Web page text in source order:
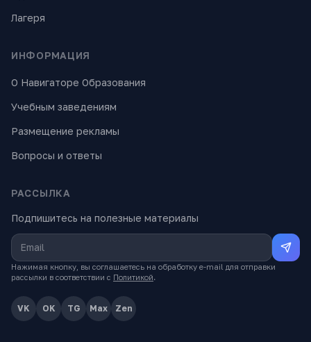
Лагеря
ИНФОРМАЦИЯ
О Навигаторе Образования
Учебным заведениям
Размещение рекламы
Вопросы и ответы
РАССЫЛКА
Подпишитесь на полезные материалы
Нажимая кнопку, вы соглашаетесь на обработку e-mail для отправки
рассылки в соответствии с Политикой.
VK OK TG Max Zen